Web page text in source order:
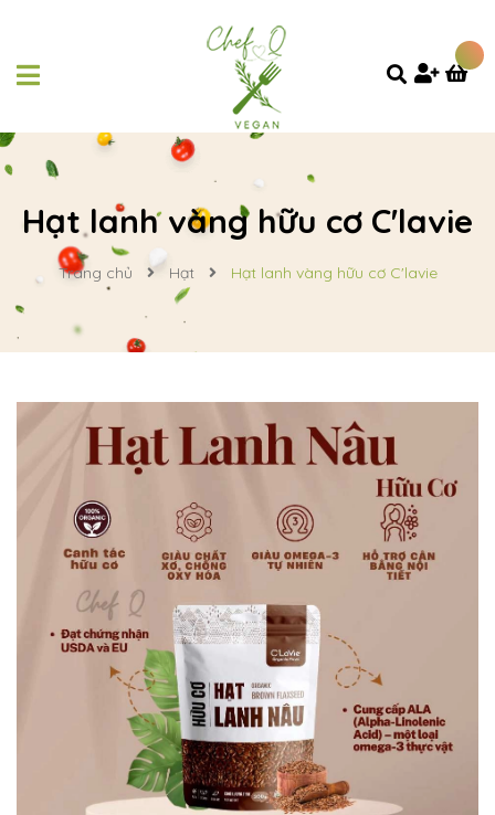
Hạt lanh vàng hữu cơ C'lavie
Trang chủ Hạt Hạt lanh vàng hữu cơ C'lavie